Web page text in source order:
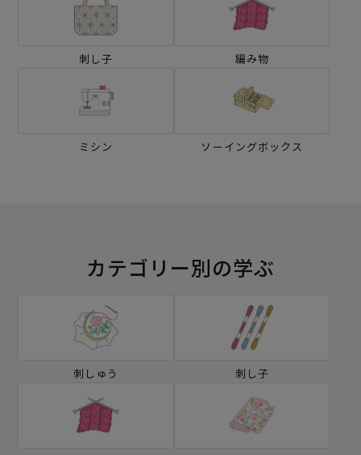
刺し子 編み物
ミシン ソーイングボックス
カテゴリー別の学ぶ
刺しゅう 刺し子